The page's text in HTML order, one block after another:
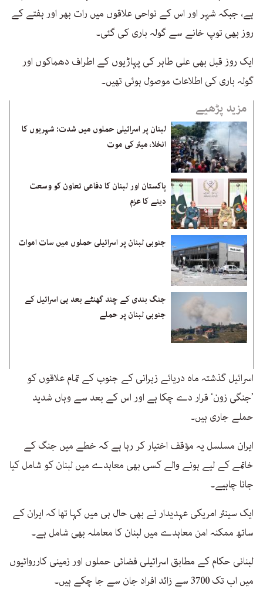
ہے، جبکہ شہر اور اس کے نواحی علاقوں میں رات بھر اور ہفتے کے
روز بھی توپ خانے سے گولہ باری کی گئی۔
ایک روز قبل بھی علی طاہر کی پہاڑیوں کے اطراف دھماکوں اور
گولہ باری کی اطلاعات موصول ہوئی تھیں۔
مزید پڑھیے
لبنان پر اسرائیلی حملوں میں شدت: شہریوں کا
انخلا، میئر کی موت
پاکستان اور لبنان کا دفاعی تعاون کو وسعت
دینے کا عزم
جنوبی لبنان پر اسرائیلی حملوں میں سات اموات
جنگ بندی کے چند گھنٹے بعد ہی اسرائیل کے
جنوبی لبنان پر حملے
اسرائیل گذشتہ ماہ دریائے زہرانی کے جنوب کے تمام علاقوں کو
’جنگی زون‘ قرار دے چکا ہے اور اس کے بعد سے وہاں شدید
حملے جاری ہیں۔
ایران مسلسل یہ مؤقف اختیار کر رہا ہے کہ خطے میں جنگ کے
خاتمے کے لیے ہونے والے کسی بھی معاہدے میں لبنان کو شامل کیا
جانا چاہیے۔
ایک سینئر امریکی عہدیدار نے بھی حال ہی میں کہا تھا کہ ایران کے
ساتھ ممکنہ امن معاہدے میں لبنان کا معاملہ بھی شامل ہے۔
لبنانی حکام کے مطابق اسرائیلی فضائی حملوں اور زمینی کارروائیوں
میں اب تک 3700 سے زائد افراد جان سے جا چکے ہیں۔